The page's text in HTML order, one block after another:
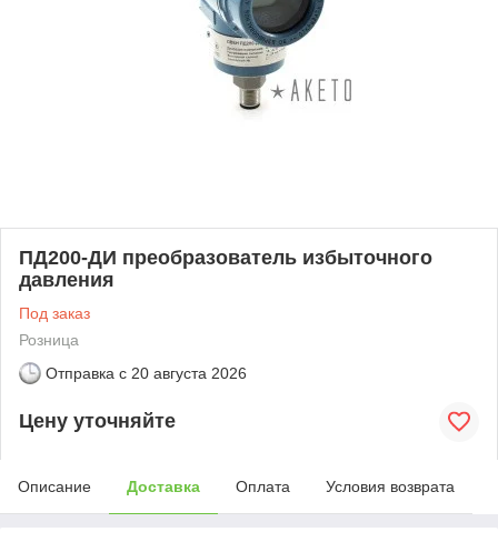
ПД200-ДИ преобразователь избыточного
давления
Под заказ
Розница
Отправка с 20 августа 2026
Цену уточняйте
Описание Доставка Оплата Условия возврата